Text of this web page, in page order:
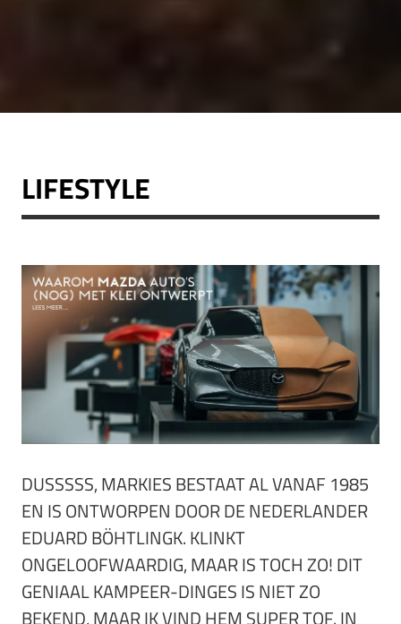
LIFESTYLE
DUSSSSS, MARKIES BESTAAT AL VANAF 1985
EN IS ONTWORPEN DOOR DE NEDERLANDER
EDUARD BÖHTLINGK. KLINKT
ONGELOOFWAARDIG, MAAR IS TOCH ZO! DIT
GENIAAL KAMPEER-DINGES IS NIET ZO
BEKEND, MAAR IK VIND HEM SUPER TOF. IN